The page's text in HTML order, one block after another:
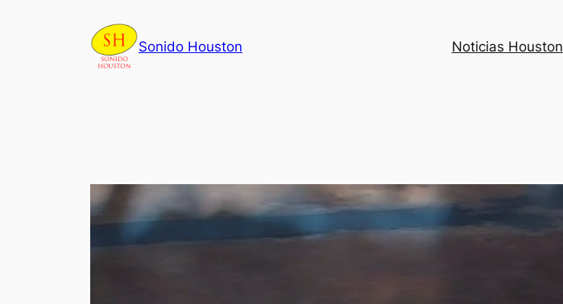
Sonido Houston Noticias Houston